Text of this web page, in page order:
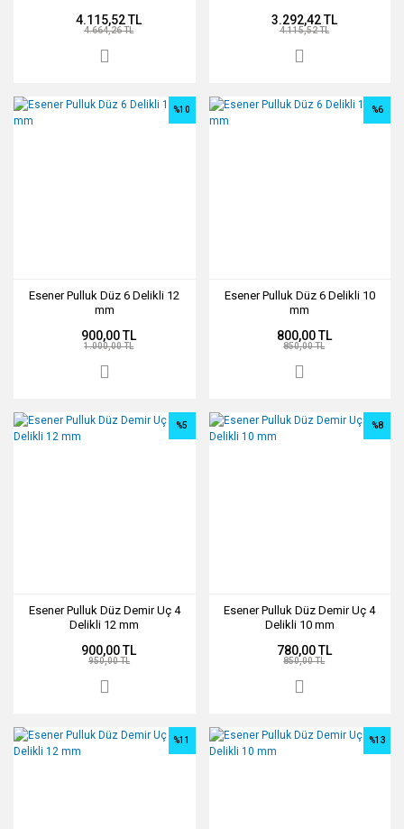
4.115,52 TL
4.664,26 TL
3.292,42 TL
4.115,52 TL
Esener Pulluk Düz 6 Delikli 12
mm
%10
900,00 TL
1.000,00 TL
Esener Pulluk Düz 6 Delikli 10
mm
%6
800,00 TL
850,00 TL
Esener Pulluk Düz Demir Uç 4
Delikli 12 mm
%5
900,00 TL
950,00 TL
Esener Pulluk Düz Demir Uç 4
Delikli 10 mm
%8
780,00 TL
850,00 TL
%11 %13